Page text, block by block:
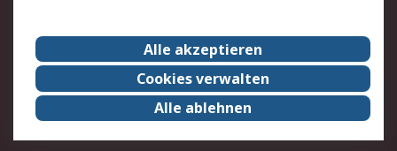
RS weltweit
Karriere bei RS
Nachhaltigkeit
Qualität/Umwelt/ZertifikatePresse-Center
Event-Center
Alle akzeptieren
Cookies verwalten
Alle ablehnen